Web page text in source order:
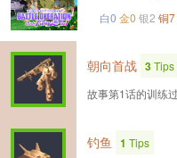
白0 金0 银2 铜7
朝向首战 3Tips
故事第1话的训练
钓鱼 1 Tips